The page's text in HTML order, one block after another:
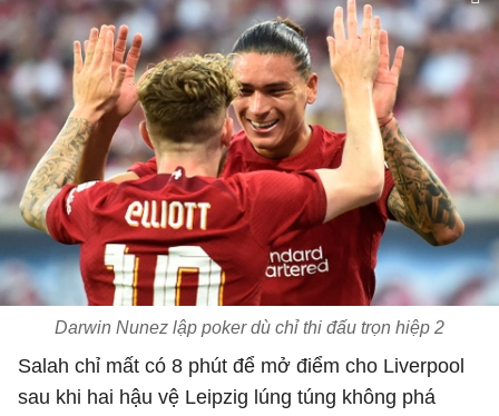
Darwin Nunez lập poker dù chỉ thi đấu trọn hiệp 2
Salah chỉ mất có 8 phút để mở điểm cho Liverpool
sau khi hai hậu vệ Leipzig lúng túng không phá